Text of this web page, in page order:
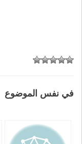
في نفس الموضوع